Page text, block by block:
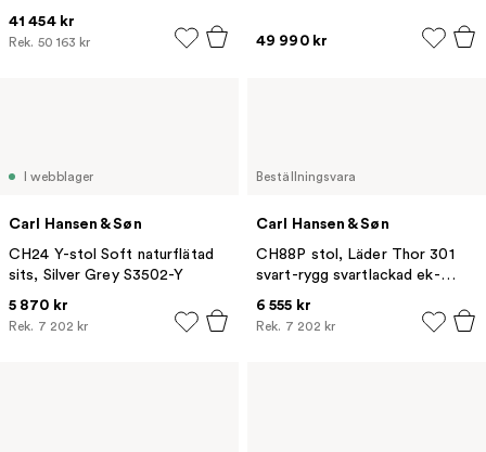
41 454 kr
Rek. 50 163 kr 49 990 kr
I webblager
Carl Hansen & Søn
CH24 Y-stol Soft naturflätad
sits, Silver Grey S3502-Y
5 870 kr
Rek. 7 202 kr
Beställningsvara
Carl Hansen & Søn
CH88P stol, Läder Thor 301
svart-rygg svartlackad ek-
svartlackat stativ
6 555 kr
Rek. 7 202 kr